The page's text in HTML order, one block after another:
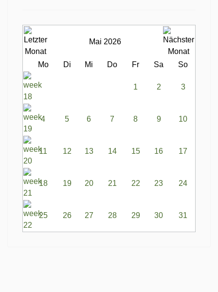
Mai 2026
Mo Di Mi Do Fr Sa So
1 2 3
4 5 6 7 8 9 10
11 12 13 14 15 16 17
18 19 20 21 22 23 24
25 26 27 28 29 30 31